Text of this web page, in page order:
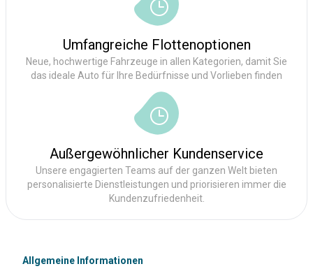
Umfangreiche Flottenoptionen
Neue, hochwertige Fahrzeuge in allen Kategorien, damit Sie
das ideale Auto für Ihre Bedürfnisse und Vorlieben finden
Außergewöhnlicher Kundenservice
Unsere engagierten Teams auf der ganzen Welt bieten
personalisierte Dienstleistungen und priorisieren immer die
Kundenzufriedenheit.
Allgemeine Informationen